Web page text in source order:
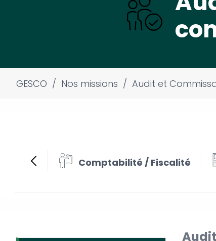
GESCO / Nos missions / Audit et
Comptabilité / Fiscalité